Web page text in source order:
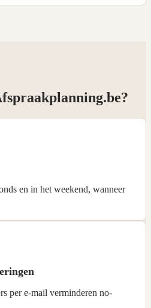
en in het weekend, wanneer
per e-mail verminderen no-